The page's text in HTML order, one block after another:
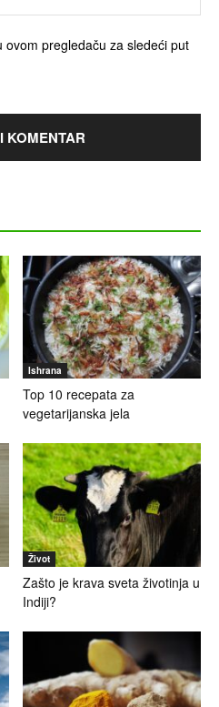
ovom pregledaču za sledeći put
Ishrana
Top 10 recepata za
vegetarijanska jela
Život
Zašto je krava sveta životinja u
Indiji?